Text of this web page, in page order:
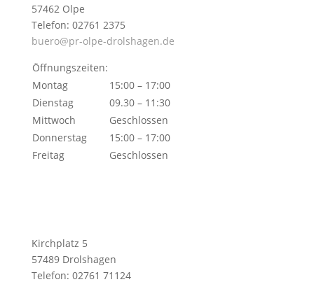
57462 Olpe
Telefon: 02761 2375
buero@pr-olpe-drolshagen.de
Öffnungszeiten:
Montag
15:00 – 17:00
Dienstag
09.30 – 11:30
Mittwoch
Geschlossen
Donnerstag
15:00 – 17:00
Freitag
Geschlossen
Kirchplatz 5
57489 Drolshagen
Telefon: 02761 71124